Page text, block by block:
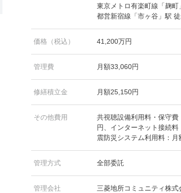
東京メトロ有楽町線「麹町
都営新宿線「市ヶ谷」駅
価格（税込） 41,200万円
管理費 月額33,060円
修繕積立金 月額25,150円
その他費用
共視聴設備利用料・保守
円、インターネット接続
震防災システム利用料：月
管理方式 全部委託
管理会社 三菱地所コミュニティ株式